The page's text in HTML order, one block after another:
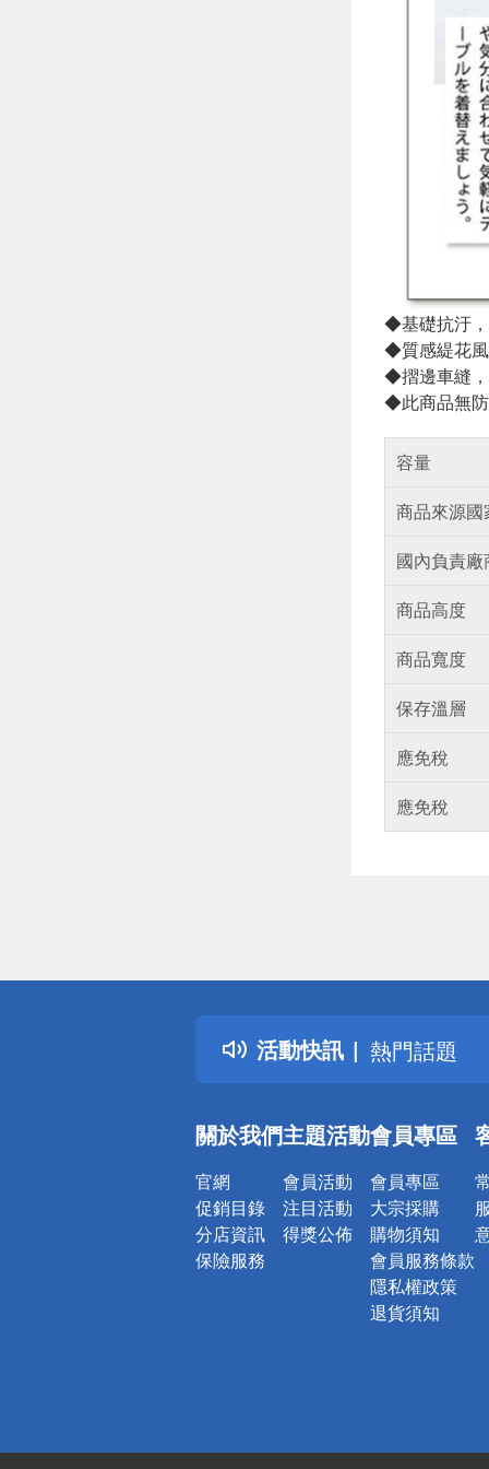
◆基礎抗汙
◆質感緹花
◆摺邊車縫
◆此商品無
容量
商品來源國
國內負責
商品高度
商品寬度
保存溫層
應免稅
應免稅
活動快訊
詐騙網頁！
得獎公告
熱門話題
銀行優惠
詐騙網頁！
關於我們
官網
促銷目錄
分店資訊
保險服務
主題活動
會員活動
注目活動
得獎公佈
會員專區
會員專區
大宗採購
購物須知
會員服務條款
隱私權政策
退貨須知